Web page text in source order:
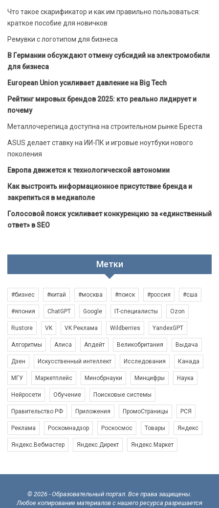
Что такое скарификатор и как им правильно пользоваться:
краткое пособие для новичков
Ремувки с логотипом для бизнеса
В Германии обсуждают отмену субсидий на электромобили
для бизнеса
European Union усиливает давление на Big Tech
Рейтинг мировых брендов 2025: кто реально лидирует и
почему
Металлочерепица доступна на строительном рынке Бреста
ASUS делает ставку на ИИ-ПК и игровые ноутбуки нового
поколения
Европа движется к технологической автономии
Как выстроить информационное присутствие бренда и
закрепиться в медиаполе
Голосовой поиск усиливает конкуренцию за «единственный
ответ» в SEO
Метки
#бизнес #китай #москва #поиск #россия #сша
#япония ChatGPT Google IT-специалисты Ozon
Rustore VK VK Реклама Wildberries YandexGPT
Алгоритмы Алиса Апдейт Великобритания Выдача
Дзен Искусственный интеллект Исследования Канада
МГУ Маркетплейс Минобрнауки Минцифры Наука
Нейросети Обучение Поисковые системы
Правительство РФ Приложения ПромоСтраницы РСЯ
Реклама Роскомнадзор Роскосмос Товары Яндекс
Яндекс.Вебмастер Яндекс.Директ Яндекс.Маркет
© 2026 - Образовательный портал. Все права защищены.
Любое копирование материалов с нашего ресурса разрешается